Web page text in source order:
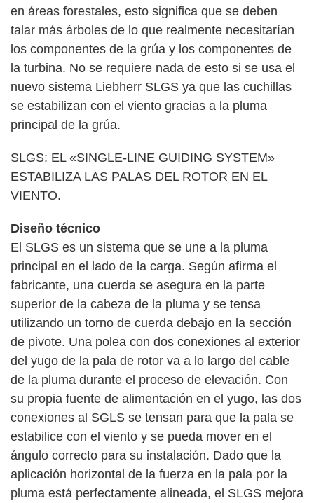
en áreas forestales, esto significa que se deben
talar más árboles de lo que realmente necesitarían
los componentes de la grúa y los componentes de
la turbina. No se requiere nada de esto si se usa el
nuevo sistema Liebherr SLGS ya que las cuchillas
se estabilizan con el viento gracias a la pluma
principal de la grúa.
SLGS: EL «SINGLE-LINE GUIDING SYSTEM»
ESTABILIZA LAS PALAS DEL ROTOR EN EL
VIENTO.
Diseño técnico
El SLGS es un sistema que se une a la pluma
principal en el lado de la carga. Según afirma el
fabricante, una cuerda se asegura en la parte
superior de la cabeza de la pluma y se tensa
utilizando un torno de cuerda debajo en la sección
de pivote. Una polea con dos conexiones al exterior
del yugo de la pala de rotor va a lo largo del cable
de la pluma durante el proceso de elevación. Con
su propia fuente de alimentación en el yugo, las dos
conexiones al SGLS se tensan para que la pala se
estabilice con el viento y se pueda mover en el
ángulo correcto para su instalación. Dado que la
aplicación horizontal de la fuerza en la pala por la
pluma está perfectamente alineada, el SLGS mejora